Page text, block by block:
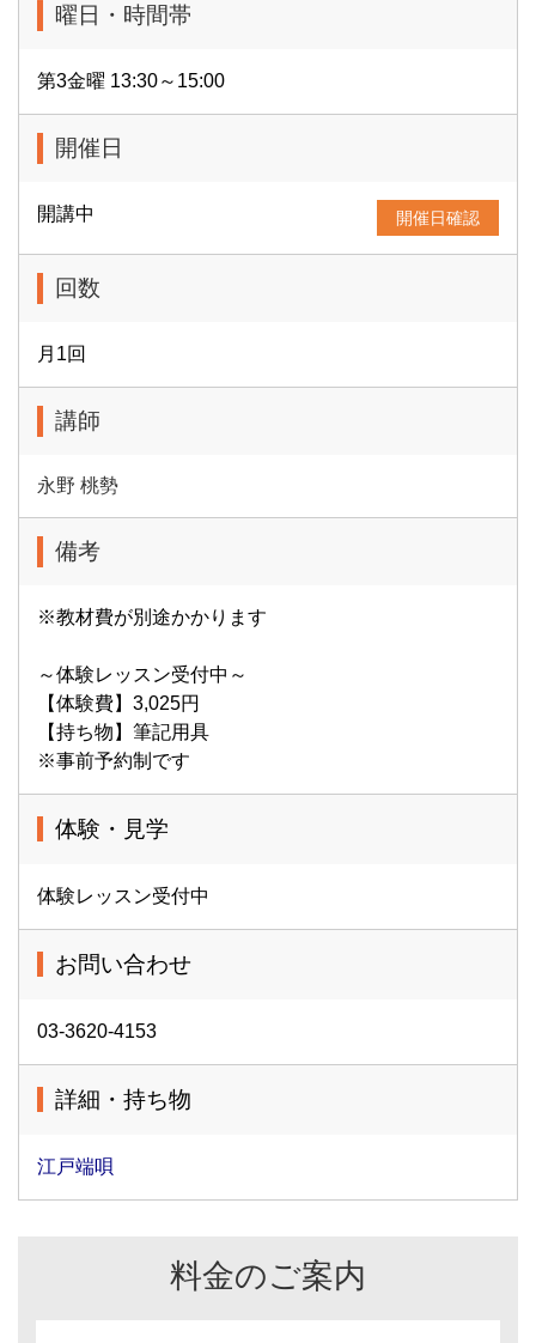
曜日・時間帯
第3金曜 13:30～15:00
開催日
開講中 開催日確認
回数
月1回
講師
永野 桃勢
備考
※教材費が別途かかります
～体験レッスン受付中～
【体験費】3,025円
【持ち物】筆記用具
※事前予約制です
体験・見学
体験レッスン受付中
お問い合わせ
03-3620-4153
詳細・持ち物
江戸端唄
料金のご案内